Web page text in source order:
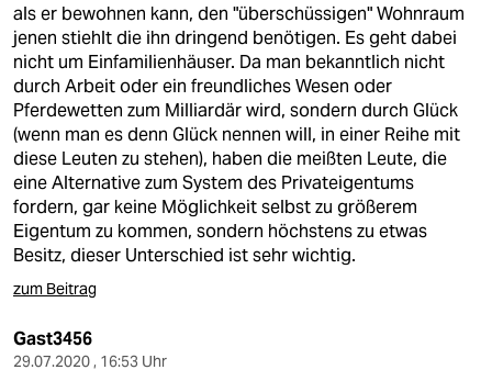
als er bewohnen kann, den "überschüssigen" Wohnraum
jenen stiehlt die ihn dringend benötigen. Es geht dabei
nicht um Einfamilienhäuser. Da man bekanntlich nicht
durch Arbeit oder ein freundliches Wesen oder
Pferdewetten zum Milliardär wird, sondern durch Glück
(wenn man es denn Glück nennen will, in einer Reihe mit
diese Leuten zu stehen), haben die meißten Leute, die
eine Alternative zum System des Privateigentums
fordern, gar keine Möglichkeit selbst zu größerem
Eigentum zu kommen, sondern höchstens zu etwas
Besitz, dieser Unterschied ist sehr wichtig.
zum Beitrag
Gast3456
29.07.2020 , 16:53 Uhr